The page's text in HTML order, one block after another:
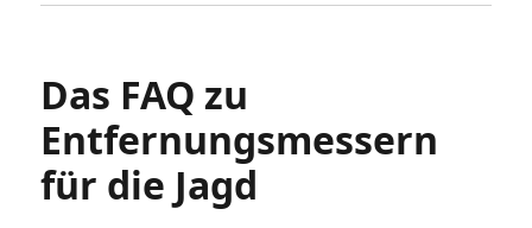
Das FAQ zu
Entfernungsmessern
für die Jagd